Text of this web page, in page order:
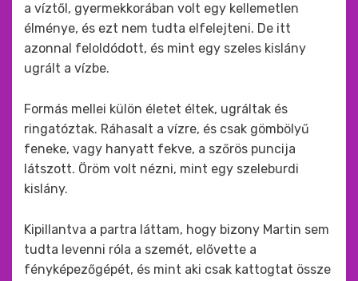
a víztől, gyermekkorában volt egy kellemetlen
élménye, és ezt nem tudta elfelejteni. De itt
azonnal feloldódott, és mint egy szeles kislány
ugrált a vízbe.
Formás mellei külön életet éltek, ugráltak és
ringatóztak. Ráhasalt a vízre, és csak gömbölyű
feneke, vagy hanyatt fekve, a szőrös puncija
látszott. Öröm volt nézni, mint egy szeleburdi
kislány.
Kipillantva a partra láttam, hogy bizony Martin sem
tudta levenni róla a szemét, elővette a
fényképezőgépét, és mint aki csak kattogtat össze